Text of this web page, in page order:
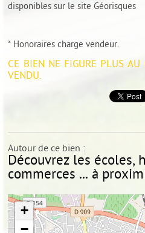
disponibles sur le site Géorisques
* Honoraires charge vendeur.
CE BIEN NE FIGURE PLUS
VENDU.
Autour de ce bien :
Découvrez les écoles,
commerces ... à
+
−